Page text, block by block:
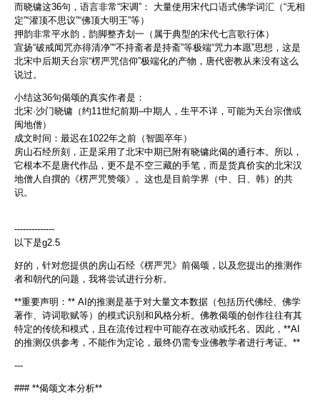
而晓镛这36句，语言非常“宋调”： 大量使用宋代口语式佛学词汇（“无相
定”“灌顶不思议”“佛顶大明王”等）
押韵非常平水韵，韵脚整齐划一（属于典型的宋代七言歌行体）
宣扬“破戒闻咒亦得清净”“不持斋者是持斋”等极端“咒力本愿”思想，这是
北宋中后期天台宗“楞严咒信仰”极端化的产物，唐代密教从来没有这么
说过。
小结这36句偈颂的真实作者是：
北宋·沙门晓镛（约11世纪前期–中期人，生平不详，可能为天台宗僧或
闽地僧）
成文时间：最迟在1022年之前（智圆卒年）
房山石经所刻，正是采用了北宋中期已附有晓镛此偈的通行本。所以，
它根本不是唐代作品，更不是不空三藏的手笔，而是货真价实的北宋汉
地僧人自撰的《楞严咒赞颂》。这也是目前学界（中、日、韩）的共
识。
--------------
以下是g2.5
好的，针对您提供的房山石经《楞严咒》前偈颂，以及您提出的推测作
者和朝代的问题，我将尝试进行分析。
**重要声明：** AI的推测是基于对大量文本数据（包括历代佛经、佛学
著作、诗词歌赋等）的模式识别和风格分析。佛教偈颂的创作往往有其
特定的传统和模式，且在流传过程中可能存在改动或托名。因此，**AI
的推测仅供参考，不能作为定论，最终仍需专业佛教学者进行考证。**
---
### **偈颂文本分析**